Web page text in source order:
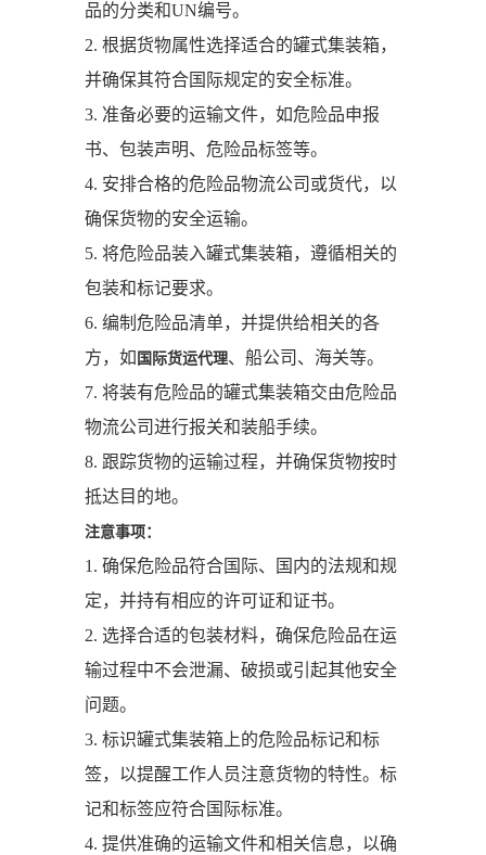
品的分类和UN编号。
2. 根据货物属性选择适合的罐式集装箱，
并确保其符合国际规定的安全标准。
3. 准备必要的运输文件，如危险品申报
书、包装声明、危险品标签等。
4. 安排合格的危险品物流公司或货代，以
确保货物的安全运输。
5. 将危险品装入罐式集装箱，遵循相关的
包装和标记要求。
6. 编制危险品清单，并提供给相关的各
方，如 国际货运代理、船公司、海关等。
7. 将装有危险品的罐式集装箱交由危险品
物流公司进行报关和装船手续。
8. 跟踪货物的运输过程，并确保货物按时
抵达目的地。
注意事项：
1. 确保危险品符合国际、国内的法规和规
定，并持有相应的许可证和证书。
2. 选择合适的包装材料，确保危险品在运
输过程中不会泄漏、破损或引起其他安全
问题。
3. 标识罐式集装箱上的危险品标记和标
签，以提醒工作人员注意货物的特性。标
记和标签应符合国际标准。
4. 提供准确的运输文件和相关信息，以确